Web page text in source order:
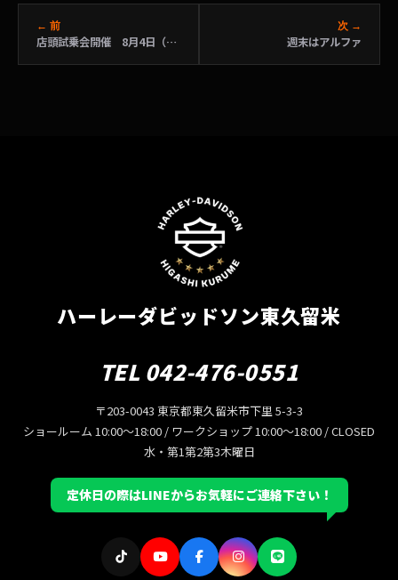
← 前
店頭試乗会開催 8月4日（木）～8月14（日）
次 →
週末はアルファ
ハーレーダビッドソン東久留米
TEL 042-476-0551
〒203-0043 東京都東久留米市下里 5-3-3
ショールーム 10:00〜18:00 / ワークショップ 10:00〜18:00 / CLOSED
水・第1第2第3木曜日
定休日の際はLINEからお気軽にご連絡下さい！